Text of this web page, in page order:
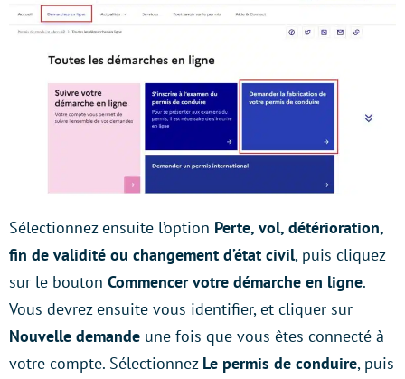
Sélectionnez ensuite l’option Perte, vol, détérioration,
fin de validité ou changement d’état civil, puis cliquez
sur le bouton Commencer votre démarche en ligne.
Vous devrez ensuite vous identifier, et cliquer sur
Nouvelle demande une fois que vous êtes connecté à
votre compte. Sélectionnez Le permis de conduire, puis